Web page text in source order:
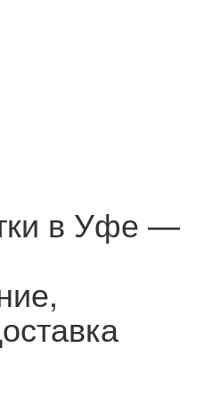
в Уфе —